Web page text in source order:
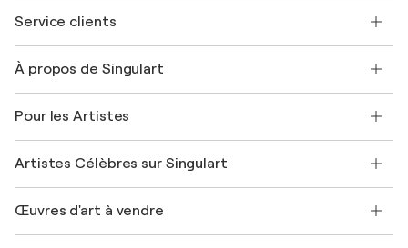
Service clients
Expédition
Offrir une carte cadeau
Rejoignez notre programme commercial
Mon compte
+33 1 76 44 06 42
À propos de Singulart
FAQ
Magazine Singulart
Emplois
Découvrez une sélection d'art original
Pour les Artistes
Se connecter en tant qu'Artiste
Artistes Célèbres sur Singulart
Marc Chagall
Œuvres d'art à vendre